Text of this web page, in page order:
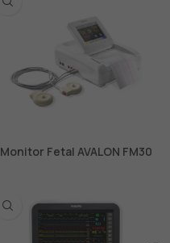
Monitor Fetal AVALON FM30